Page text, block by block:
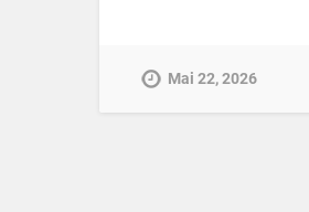
Mai 22, 2026